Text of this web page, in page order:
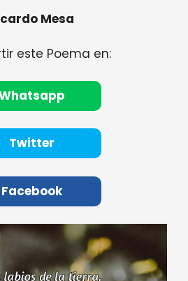
Mesa
este Poema en:
Twitter
Facebook